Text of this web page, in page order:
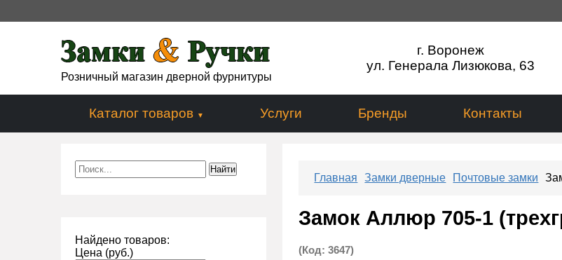
Розничный магазин дверной фурнитуры
г. Воронеж
ул. Генерала Лизюкова, 63
Каталог товаров Услуги Бренды Контакты
Найдено товаров:
Цена (руб.)
Главная Замки дверные Почтовые замки
Замок Аллюр 705-1
(Код:3647)